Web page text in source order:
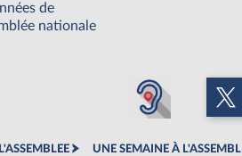
de
nationale
UNE SEMAINE À